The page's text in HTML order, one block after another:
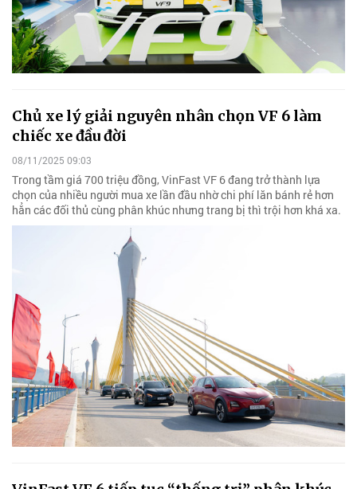
Chủ xe lý giải nguyên nhân chọn VF 6 làm
chiếc xe đầu đời
08/11/2025 09:03
Trong tầm giá 700 triệu đồng, VinFast VF 6 đang trở thành lựa
chọn của nhiều người mua xe lần đầu nhờ chi phí lăn bánh rẻ hơn
hẳn các đối thủ cùng phân khúc nhưng trang bị thì trội hơn khá xa.